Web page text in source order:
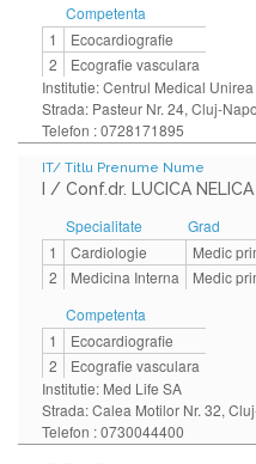
Competenta
1
Ecocardiografie
2
Ecografie vasculara
Institutie: Centrul Medical Unirea
Strada: Pasteur Nr. 24, Cluj-
Telefon : 0728171895
IT/ Titlu Prenume Nume
I / Conf.dr. LUCICA
Specialitate
Grad
1
Cardiologie
Medic
2
Medicina Interna
Medic
Competenta
1
Ecocardiografie
2
Ecografie vasculara
Institutie: Med Life SA
Strada: Calea Motilor Nr. 32,
Telefon : 0730044400